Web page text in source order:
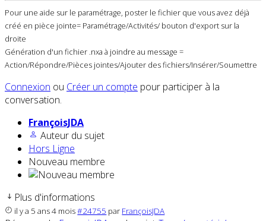
Pour une aide sur le paramétrage, poster le fichier que vous avez déjà
créé en pièce jointe= Paramétrage/Activités/ bouton d'export sur la
droite
Génération d'un fichier .nxa à joindre au message =
Action/Répondre/Pièces jointes/Ajouter des fichiers/Insérer/Soumettre
Connexion ou Créer un compte pour participer à la
conversation.
FrançoisJDA
Auteur du sujet
Hors Ligne
Nouveau membre
Plus d'informations
il y a 5 ans 4 mois#24755 par FrançoisJDA